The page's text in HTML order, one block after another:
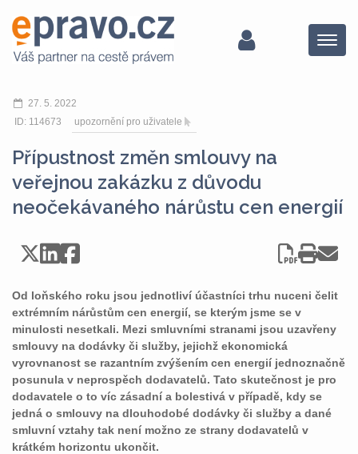
Menu
27. 5. 2022
ID: 114673
upozornění pro uživatele
Přípustnost změn smlouvy na
veřejnou zakázku z důvodu
neočekávaného nárůstu cen energií
Od loňského roku jsou jednotliví účastníci trhu nuceni čelit
extrémním nárůstům cen energií, se kterým jsme se v
minulosti nesetkali. Mezi smluvními stranami jsou uzavřeny
smlouvy na dodávky či služby, jejichž ekonomická
vyrovnanost se razantním zvýšením cen energií jednoznačně
posunula v neprospěch dodavatelů. Tato skutečnost je pro
dodavatele o to víc zásadní a bolestivá v případě, kdy se
jedná o smlouvy na dlouhodobé dodávky či služby a dané
smluvní vztahy tak není možno ze strany dodavatelů v
krátkém horizontu ukončit.